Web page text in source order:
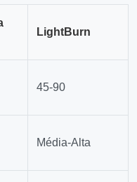
LightBurn
45‑90
Média‑Alta